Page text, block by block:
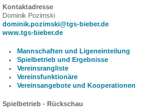
Kontaktadresse
Dominik Pozimski
dominik.pozimski@tgs-bieber.de
www.tgs-bieber.de
Mannschaften und Ligeneinteilung
Spielbetrieb und Ergebnisse
Vereinsrangliste
Vereinsfunktionäre
Vereinsangebote und Kooperationen
Spielbetrieb - Rückschau